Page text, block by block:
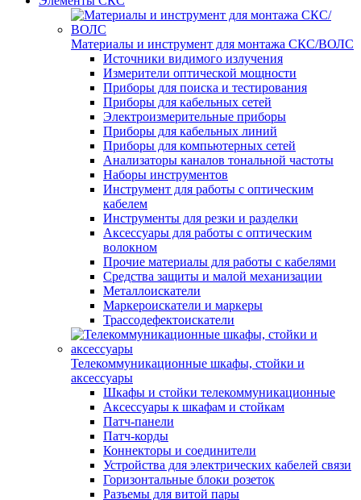
Материалы и инструмент для монтажа СКС/ВОЛС
Источники видимого излучения
Измерители оптической мощности
Приборы для поиска и тестирования
Приборы для кабельных сетей
Электроизмерительные приборы
Приборы для кабельных линий
Приборы для компьютерных сетей
Анализаторы каналов тональной частоты
Наборы инструментов
Инструмент для работы с оптическим
кабелем
Инструменты для резки и разделки
Аксессуары для работы с оптическим
волокном
Прочие материалы для работы с кабелями
Средства защиты и малой механизации
Металлоискатели
Маркероискатели и маркеры
Трассодефектоискатели
Телекоммуникационные шкафы, стойки и
аксессуары
Шкафы и стойки телекоммуникационные
Аксессуары к шкафам и стойкам
Патч-панели
Патч-корды
Коннекторы и соединители
Устройства для электрических кабелей связи
Горизонтальные блоки розеток
Разъемы для витой пары